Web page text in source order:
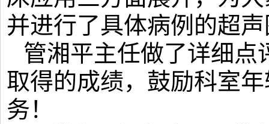
并进行了具体病例的超
管湘平主任做了详细点
取得的成绩，鼓励科室
务！